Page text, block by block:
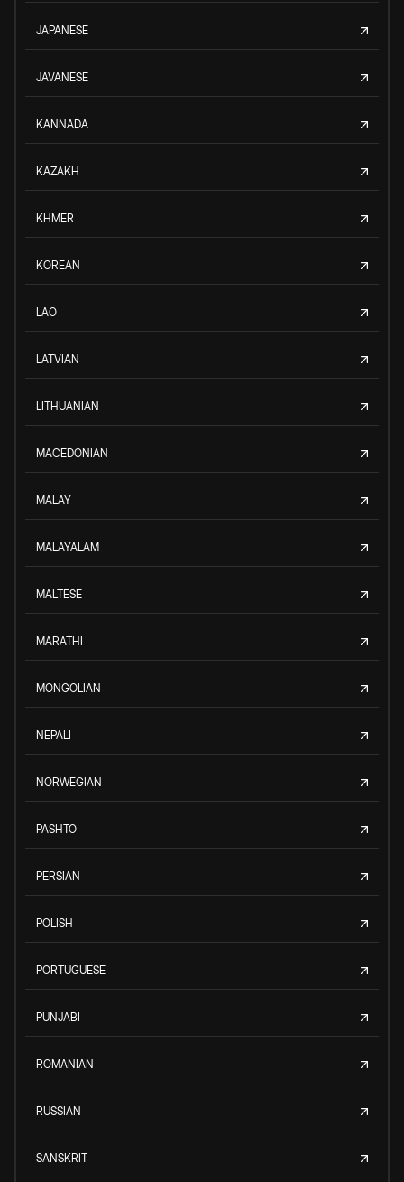
JAPANESE
JAVANESE
KANNADA
KAZAKH
KHMER
KOREAN
LAO
LATVIAN
LITHUANIAN
MACEDONIAN
MALAY
MALAYALAM
MALTESE
MARATHI
MONGOLIAN
NEPALI
NORWEGIAN
PASHTO
PERSIAN
POLISH
PORTUGUESE
PUNJABI
ROMANIAN
RUSSIAN
SANSKRIT